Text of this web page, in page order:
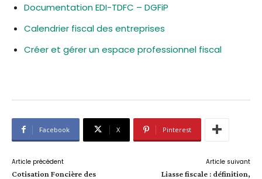
Documentation EDI-TDFC – DGFiP
Calendrier fiscal des entreprises
Créer et gérer un espace professionnel fiscal
Facebook X Pinterest
Article précédent
Cotisation Foncière des
Article suivant
Liasse fiscale : définition,